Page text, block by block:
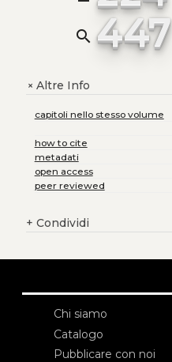
search 447
+Altre Info
capitoli nello stesso volume
how to cite
metadati
open access
peer reviewed
+ Condividi
Chi siamo
Catalogo
Pubblicare con noi